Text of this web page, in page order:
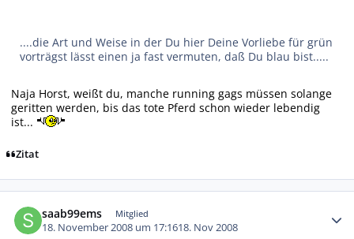
....die Art und Weise in der Du hier Deine Vorliebe für grün
vorträgst lässt einen ja fast vermuten, daß Du blau bist.....
Naja Horst, weißt du, manche running gags müssen solange
geritten werden, bis das tote Pferd schon wieder lebendig
ist...
Zitat
saab99ems Mitglied
18. November 2008 um 17:1618. Nov 2008